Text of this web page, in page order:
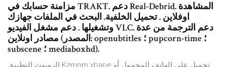
مزامنة حسابك في TRAKT. دعم Real-Debrid. المشاهدة
اوفلاين . تحميل الخلفية. البحث في الملفات جهازك
وتشغيلها . دعم مشغل الفيديو VLC. دعم الترجمة من عدة
مصادر اونلاين (المصدر: openubtitles ؛ pupcorn-time ؛
subscene ؛ mediaboxhd).